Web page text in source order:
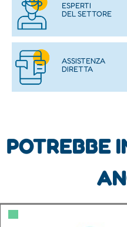
ESPERTI
DEL SETTORE
ASSISTENZA
DIRETTA
POTREBBE
▀